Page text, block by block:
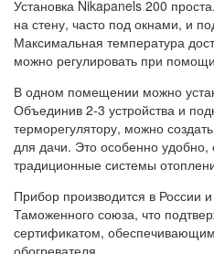
Установка Nikapanels 200
на стену, часто под окнами, и
Максимальная температура
можно регулировать при
В одном помещении можно
Объединив 2-3 устройства и
терморегулятору, можно
для дачи. Это особенно удобно,
традиционные системы
Прибор производится в России
Таможенного союза, что
сертификатом,